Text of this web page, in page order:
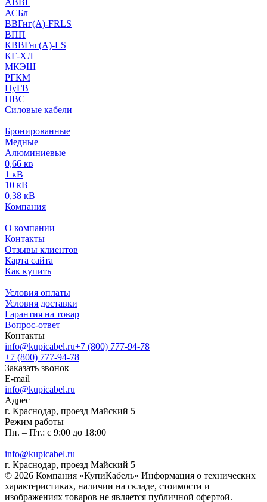
АВВГ
АСБл
ВВГнг(А)-FRLS
ВПП
КВВГнг(А)-LS
КГ-ХЛ
МКЭШ
РГКМ
ПуГВ
ПВС
Силовые кабели
Бронированные
Медные
Алюминиевые
0,66 кв
1 кВ
10 кВ
0,38 кВ
Компания
О компании
Контакты
Отзывы клиентов
Карта сайта
Как купить
Условия оплаты
Условия доставки
Гарантия на товар
Вопрос-ответ
Контакты
info@kupicabel.ru+7 (800) 777-94-78
+7 (800) 777-94-78
Заказать звонок
E-mail
info@kupicabel.ru
Адрес
г. Краснодар, проезд Майский 5
Режим работы
Пн. – Пт.: с 9:00 до 18:00
info@kupicabel.ru
г. Краснодар, проезд Майский 5
© 2026 Компания «КупиКабель» Информация о технических
характеристиках, наличии на складе, стоимости и
изображениях товаров не является публичной офертой.